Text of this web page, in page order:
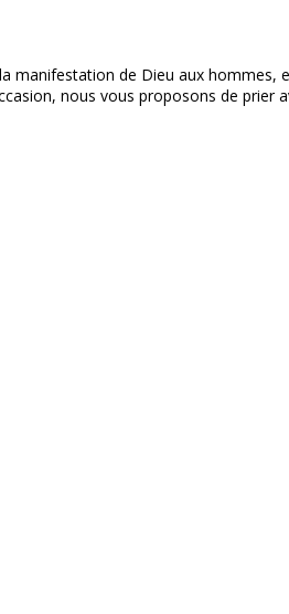
la manifestation de Dieu aux
nous vous proposons de prier